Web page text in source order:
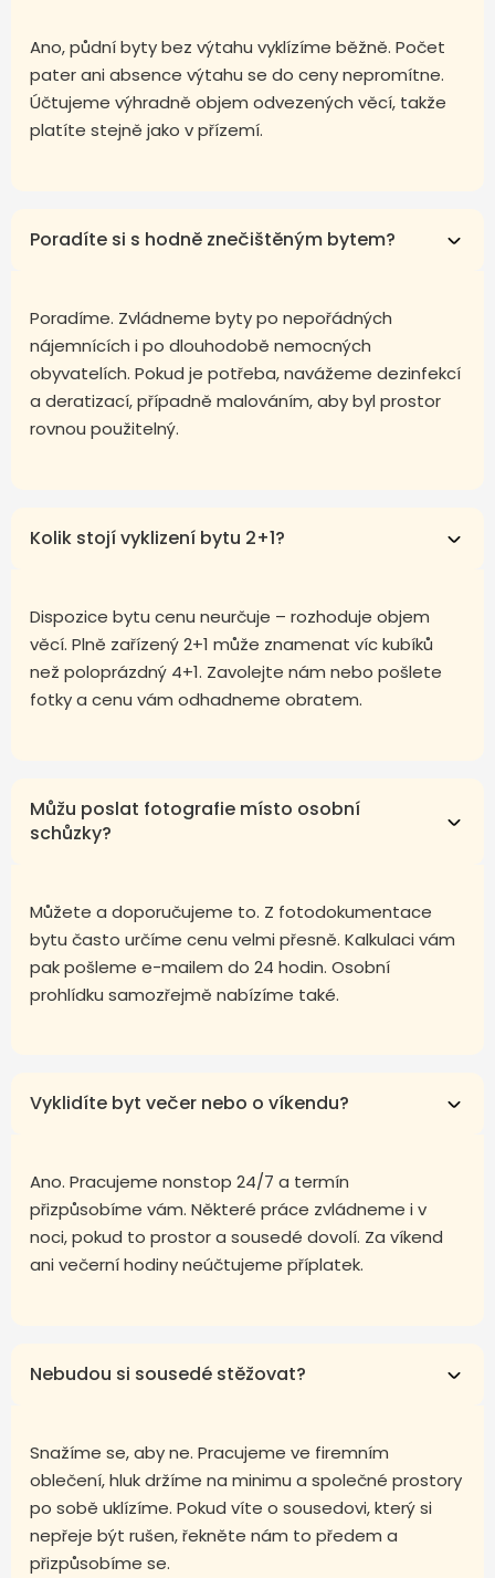
Ano, půdní byty bez výtahu vyklízíme běžně. Počet
pater ani absence výtahu se do ceny nepromítne.
Účtujeme výhradně objem odvezených věcí, takže
platíte stejně jako v přízemí.
Poradíte si s hodně znečištěným bytem?
Poradíme. Zvládneme byty po nepořádných
nájemnících i po dlouhodobě nemocných
obyvatelích. Pokud je potřeba, navážeme dezinfekcí
a deratizací, případně malováním, aby byl prostor
rovnou použitelný.
Kolik stojí vyklizení bytu 2+1?
Dispozice bytu cenu neurčuje – rozhoduje objem
věcí. Plně zařízený 2+1 může znamenat víc kubíků
než poloprázdný 4+1. Zavolejte nám nebo pošlete
fotky a cenu vám odhadneme obratem.
Můžu poslat fotografie místo osobní
schůzky?
Můžete a doporučujeme to. Z fotodokumentace
bytu často určíme cenu velmi přesně. Kalkulaci vám
pak pošleme e-mailem do 24 hodin. Osobní
prohlídku samozřejmě nabízíme také.
Vyklidíte byt večer nebo o víkendu?
Ano. Pracujeme nonstop 24/7 a termín
přizpůsobíme vám. Některé práce zvládneme i v
noci, pokud to prostor a sousedé dovolí. Za víkend
ani večerní hodiny neúčtujeme příplatek.
Nebudou si sousedé stěžovat?
Snažíme se, aby ne. Pracujeme ve firemním
oblečení, hluk držíme na minimu a společné prostory
po sobě uklízíme. Pokud víte o sousedovi, který si
nepřeje být rušen, řekněte nám to předem a
přizpůsobíme se.